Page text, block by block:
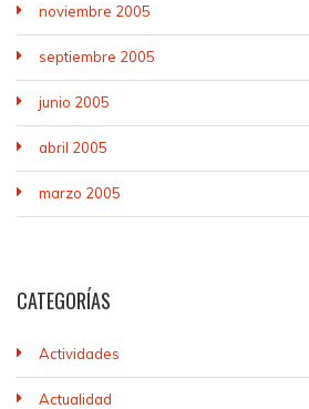
noviembre 2005
septiembre 2005
junio 2005
abril 2005
marzo 2005
CATEGORÍAS
Actividades
Actualidad